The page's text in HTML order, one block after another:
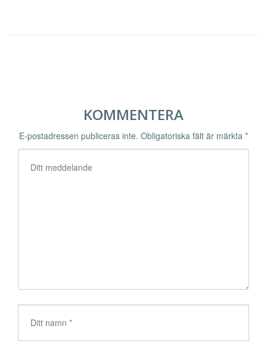
KOMMENTERA
E-postadressen publiceras inte. Obligatoriska fält är märkta *